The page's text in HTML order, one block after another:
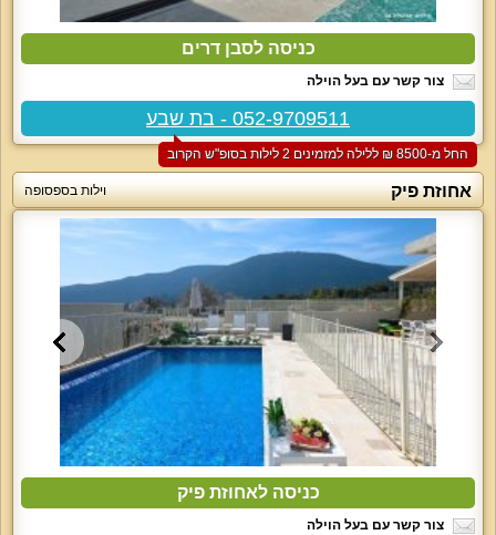
כניסה לסבן דרים
צור קשר עם בעל הוילה
052-9709511 - בת שבע
החל מ-‏8500 ₪ ללילה למזמינים 2 לילות בסופ"ש הקרוב
אחוזת פיק וילות בספסופה
כניסה לאחוזת פיק
צור קשר עם בעל הוילה